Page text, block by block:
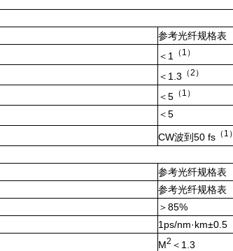
参考光纤规格表
＜ 1­­­­­­­­­­ （1）
＜ 1.3 （2 ）
＜5 （ 1 ）
＜5
CW波到50 fs （ 1
参考光纤规格表
参考光纤规格表
＞85%
1ps/nm·km±0.5
M2 ＜ 1.3